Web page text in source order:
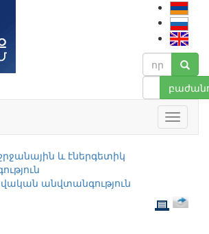
և էներգետիկ
անվտանգություն